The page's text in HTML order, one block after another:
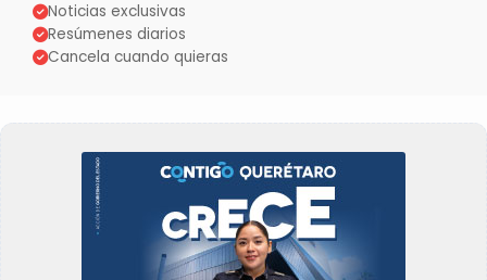
Noticias exclusivas
Resúmenes diarios
Cancela cuando quieras